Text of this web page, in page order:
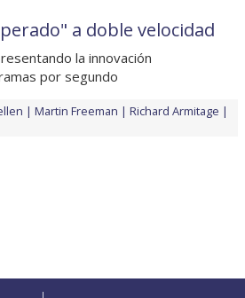
a doble velocidad
la innovación
por segundo
Martin Freeman
Richard Armitage